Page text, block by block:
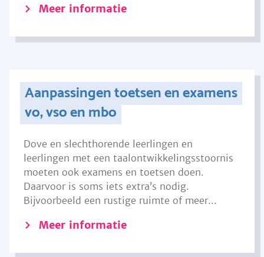
Meer informatie
Aanpassingen toetsen en examens
vo, vso en mbo
Dove en slechthorende leerlingen en
leerlingen met een taalontwikkelingsstoornis
moeten ook examens en toetsen doen.
Daarvoor is soms iets extra’s nodig.
Bijvoorbeeld een rustige ruimte of meer...
Meer informatie